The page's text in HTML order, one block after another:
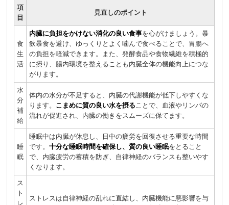
項
目
見直しのポイント
食
生
活
内臓に負担をかけない消化の良い食事を心がけましょう。暴
飲暴食を避け、ゆっくりとよく噛んで食べることで、胃腸へ
の負担を軽減できます。また、発酵食品や食物繊維を積極的
に摂り、腸内環境を整えることも内臓全体の機能向上につな
がります。
水
分
補
給
体内の水分が不足すると、内臓の代謝機能が低下しやすくな
ります。 こまめに質の良い水を摂る ことで、血液やリンパの
流れが促進され、内臓の働きをスムーズに保てます。
睡
眠
睡眠中は内臓が休息し、日中の疲労を回復させる重要な時間
です。十分な睡眠時間を確保し、質の良い睡眠をとること
で、内臓疲労の蓄積を防ぎ、自律神経のバランスも整いやす
くなります。
ス
ト
レ
ストレスは自律神経の乱れに直結し、内臓機能に悪影響を与